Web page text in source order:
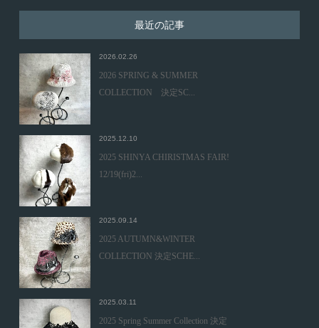
最近の記事
2026.02.26
2026 SPRING & SUMMER
COLLECTION 決定SC...
2025.12.10
2025 SHINYA CHIRISTMAS FAIR!
12/19(fri)2...
2025.09.14
2025 AUTUMN&WINTER
COLLECTION 決定SCHE...
2025.03.11
2025 Spring Summer Collection 決定